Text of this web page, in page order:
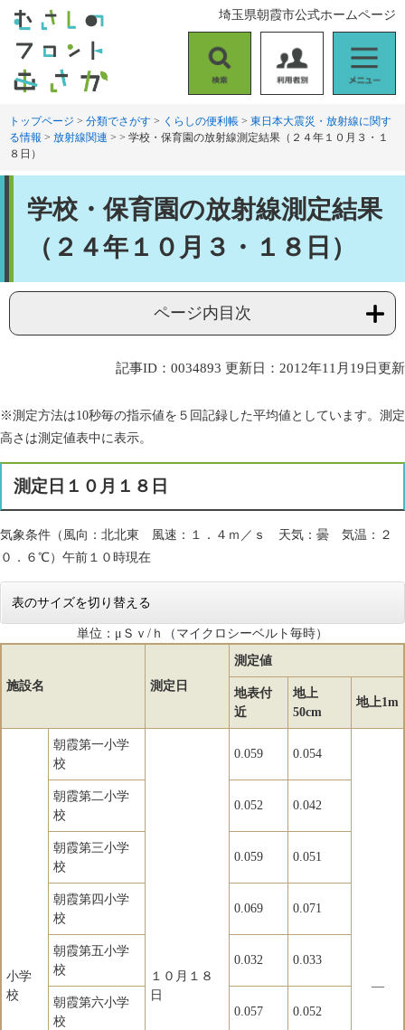
す
。
し
て
索
用
者
別
ニ
ュ
ー
埼玉県朝霞市公式ホームページ
トップページ > 分類でさがす > くらしの便利帳 > 東日本大震災・放射線に関す
る情報 > 放射線関連 > > 学校・保育園の放射線測定結果（２４年１０月３・１
８日）
学校・保育園の放射線測定結果
（２４年１０月３・１８日）
ページ内目次
記事ID：0034893 更新日：2012年11月19日更新
※測定方法は10秒毎の指示値を５回記録した平均値としています。測定
高さは測定値表中に表示。
測定日１０月１８日
気象条件（風向：北北東 風速：１．４ｍ／ｓ 天気：曇 気温：２
０．６℃）午前１０時現在
表のサイズを切り替える
単位：μＳｖ/ｈ（マイクロシーベルト毎時）
施設名 測定日
測定値
地表付
近
地上
50cm
地上1m
小学
校
朝霞第一小学
校
１０月１８
日
0.059 0.054
―
朝霞第二小学
校
0.052 0.042
朝霞第三小学
校
0.059 0.051
朝霞第四小学
校
0.069 0.071
朝霞第五小学
校
0.032 0.033
朝霞第六小学
校
0.057 0.052